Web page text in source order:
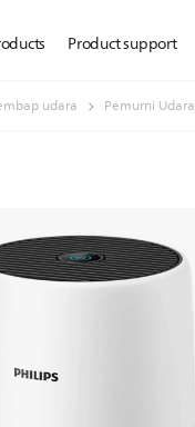
Product support
udara Pemurni Udara